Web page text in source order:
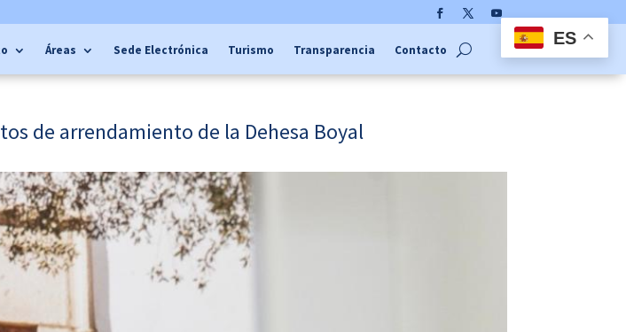
YouTube
Áreas Sede Electrónica Turismo Transparencia Contacto
de arrendamiento de la Dehesa Boyal
ES